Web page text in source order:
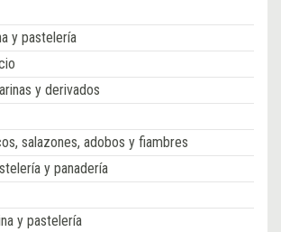
y pastelería
y derivados
salazones, adobos y fiambres
y panadería
y pastelería